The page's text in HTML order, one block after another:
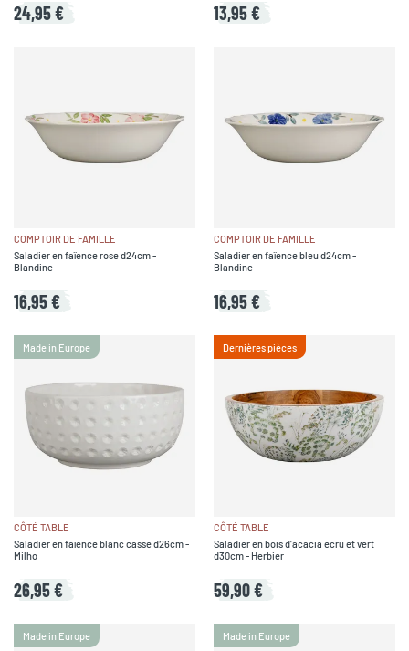
24,95 € 13,95 €
COMPTOIR DE FAMILLE
Saladier en faïence rose d24cm -
Blandine
16,95 €
COMPTOIR DE FAMILLE
Saladier en faïence bleu d24cm -
Blandine
16,95 €
Made in Europe
CÔTÉ TABLE
Saladier en faïence blanc cassé d26cm -
Milho
26,95 €
Dernières pièces
CÔTÉ TABLE
Saladier en bois d'acacia écru et vert
d30cm - Herbier
59,90 €
Made in Europe Made in Europe